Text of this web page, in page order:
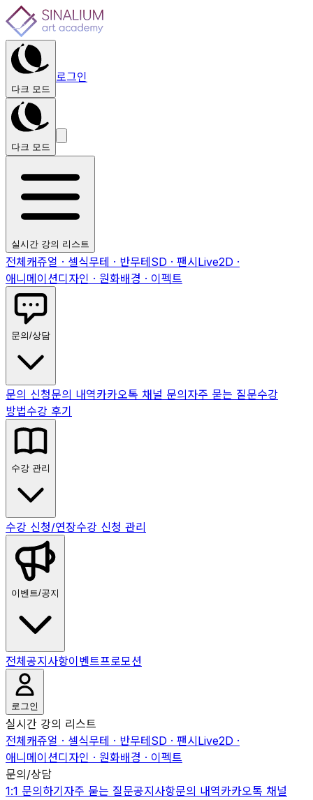
다크 모드
로그인
다크 모드
실시간 강의 리스트
전체 캐쥬얼 · 셀식무테 · 반무테 SD · 팬시 Live2D ·
애니메이션디자인 · 원화배경 · 이펙트
문의/상담
문의 신청문의 내역카카오톡 채널 문의 자주 묻는 질문수강
방법수강 후기
수강 관리
수강 신청/연장수강 신청 관리
이벤트/공지
전체 공지사항이벤트프로모션
로그인
실시간 강의 리스트
전체 캐쥬얼 · 셀식무테 · 반무테 SD · 팬시 Live2D ·
애니메이션디자인 · 원화배경 · 이펙트
문의/상담
1:1 문의하기 자주 묻는 질문공지사항문의 내역카카오톡 채널